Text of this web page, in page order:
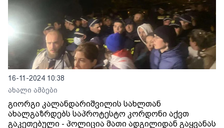
16-11-2024 10:38
ახალი ამბები
გიორგი კალანდარიშვილის სახლთან
ახალგაზრდებს საპროტესტო კორდონი აქვთ
გაკეთებული - პოლიცია მათი ადგილიდან გაყვანას